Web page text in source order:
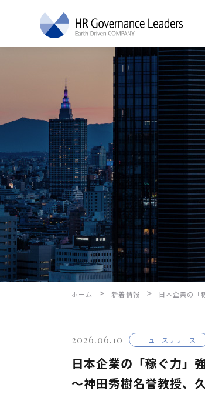
ホーム > 新着情報 > 日本企業の「
2026.06.10 ニュースリリース
日本企業の「稼ぐ力」
〜神田秀樹名誉教授、